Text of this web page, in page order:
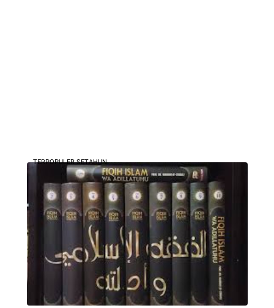
TERPOPULER SETAHUN